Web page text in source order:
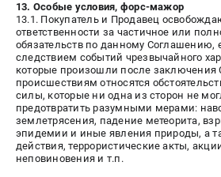
13. Особые условия, форс-мажор
13.1. Покупатель и Продавец
ответственности за частичное или
обязательств по данному Соглашению,
следствием событий чрезвычайного
которые произошли после заключения
происшествиям относятся
силы, которые ни одна из сторон не
предотвратить разумными мерами:
землетрясения, падение метеорита,
эпидемии и иные явления природы, а
действия, террористические акты,
неповиновения и т.п.